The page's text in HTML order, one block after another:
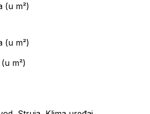
(u m²)
(u m²)
m²)